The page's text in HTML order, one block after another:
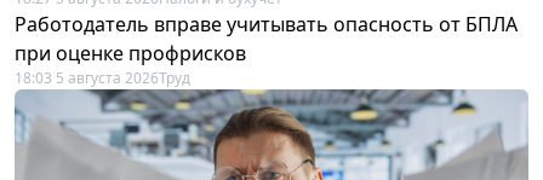
Работодатель вправе учитывать опасность от БПЛА
при оценке профрисков
18:03 5 августа 2026Труд